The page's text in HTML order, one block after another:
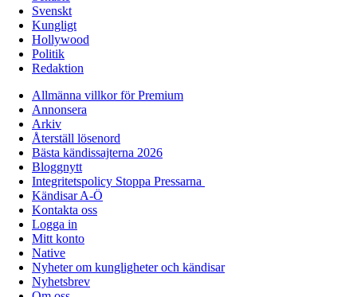
Svenskt
Kungligt
Hollywood
Politik
Redaktion
Allmänna villkor för Premium
Annonsera
Arkiv
Återställ lösenord
Bästa kändissajterna 2026
Bloggnytt
Integritetspolicy Stoppa Pressarna
Kändisar A-Ö
Kontakta oss
Logga in
Mitt konto
Native
Nyheter om kungligheter och kändisar
Nyhetsbrev